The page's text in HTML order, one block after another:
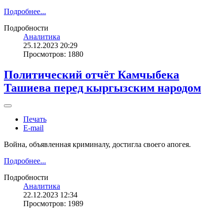
Подробнее...
Подробности
Аналитика
25.12.2023 20:29
Просмотров: 1880
Политический отчёт Камчыбека
Ташиева перед кыргызским народом
Печать
E-mail
Война, объявленная криминалу, достигла своего апогея.
Подробнее...
Подробности
Аналитика
22.12.2023 12:34
Просмотров: 1989